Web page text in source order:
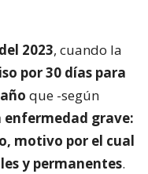
2023, cuando la
por 30 días para
que -según
enfermedad grave:
motivo por el cual
y permanentes.